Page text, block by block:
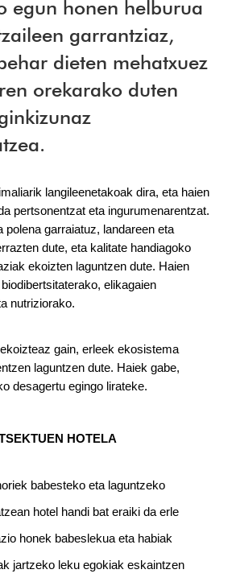
egun honen helburua
garrantziaz,
dieten mehatxuez
orekarako duten
langileenetakoak dira, eta haien
pertsonentzat eta ingurumenarentzat.
polena garraiatuz, landareen eta
dute, eta kalitate handiagoko
ekoizten laguntzen dute. Haien
elikagaien
nutriziorako.
gain, erleek ekosistema
laguntzen dute. Haiek gabe,
desagertu egingo lirateke.
HOTELA
babesteko eta laguntzeko
hotel handi bat eraiki da erle
honek babeslekua eta habiak
jartzeko leku egokiak eskaintzen